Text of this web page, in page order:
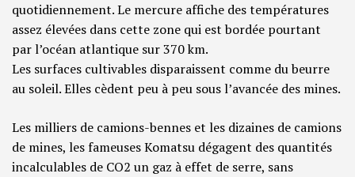
quotidiennement. Le mercure affiche des températures
assez élevées dans cette zone qui est bordée pourtant
par l’océan atlantique sur 370 km.
Les surfaces cultivables disparaissent comme du beurre
au soleil. Elles cèdent peu à peu sous l’avancée des mines.
Les milliers de camions-bennes et les dizaines de camions
de mines, les fameuses Komatsu dégagent des quantités
incalculables de CO2 un gaz à effet de serre, sans